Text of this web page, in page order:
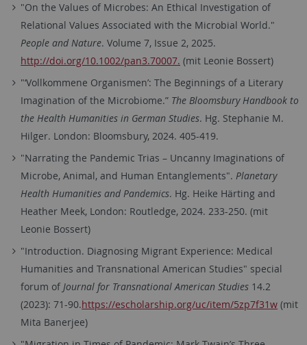
"On the Values of Microbes: An Ethical Investigation of
Relational Values Associated with the Microbial World."
People and Nature. Volume 7, Issue 2, 2025.
http://doi.org/10.1002/pan3.70007. (mit Leonie Bossert)
"‘Vollkommene Organismen’: The Beginnings of a Literary
Imagination of the Microbiome.” The Bloomsbury Handbook to
the Health Humanities in German Studies. Hg. Stephanie M.
Hilger. London: Bloomsbury, 2024. 405-419.
"Narrating the Pandemic Trias – Uncanny Imaginations of
Microbe, Animal, and Human Entanglements".Planetary
Health Humanities and Pandemics. Hg. Heike Härting and
Heather Meek, London: Routledge, 2024. 233-250. (mit
Leonie Bossert)
"Introduction. Diagnosing Migrant Experience: Medical
Humanities and Transnational American Studies" special
forum ofJournal for Transnational American Studies 14.2
(2023): 71-90.https://escholarship.org/uc/item/5zp7f31w (mit
Mita Banerjee)